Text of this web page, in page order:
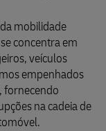
mobilidade
concentra em
veículos
empenhados
fornecendo
na cadeia de